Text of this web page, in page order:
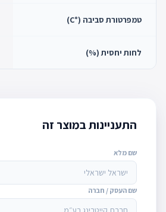
טמפרטורת סביבה (°C)
לחות יחסית (%)
התעניינות במוצר זה
שם מלא
שם העסק / חברה